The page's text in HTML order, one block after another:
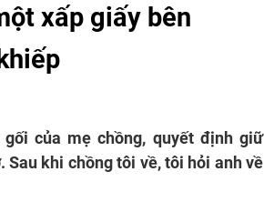
xấp giấy bên
của mẹ chồng, quyết định giữ
khi chồng tôi về, tôi hỏi anh về